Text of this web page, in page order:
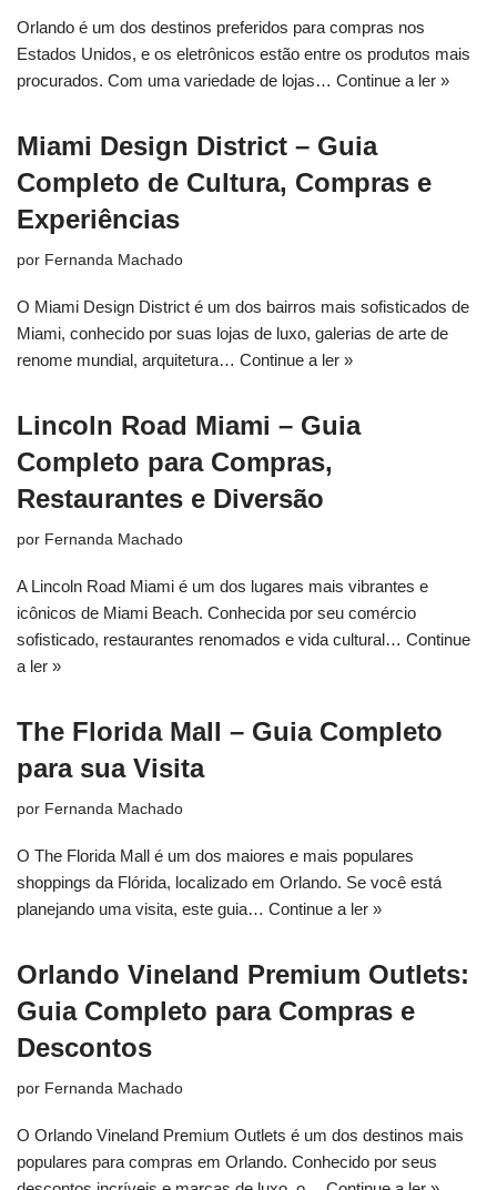
Orlando é um dos destinos preferidos para compras nos
Estados Unidos, e os eletrônicos estão entre os produtos mais
procurados. Com uma variedade de lojas… Continue a ler »
Miami Design District – Guia
Completo de Cultura, Compras e
Experiências
por Fernanda Machado
O Miami Design District é um dos bairros mais sofisticados de
Miami, conhecido por suas lojas de luxo, galerias de arte de
renome mundial, arquitetura… Continue a ler »
Lincoln Road Miami – Guia
Completo para Compras,
Restaurantes e Diversão
por Fernanda Machado
A Lincoln Road Miami é um dos lugares mais vibrantes e
icônicos de Miami Beach. Conhecida por seu comércio
sofisticado, restaurantes renomados e vida cultural… Continue
a ler »
The Florida Mall – Guia Completo
para sua Visita
por Fernanda Machado
O The Florida Mall é um dos maiores e mais populares
shoppings da Flórida, localizado em Orlando. Se você está
planejando uma visita, este guia… Continue a ler »
Orlando Vineland Premium Outlets:
Guia Completo para Compras e
Descontos
por Fernanda Machado
O Orlando Vineland Premium Outlets é um dos destinos mais
populares para compras em Orlando. Conhecido por seus